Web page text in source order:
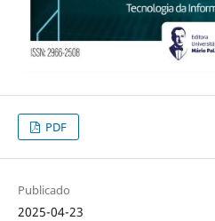
PDF
Publicado
2025-04-23